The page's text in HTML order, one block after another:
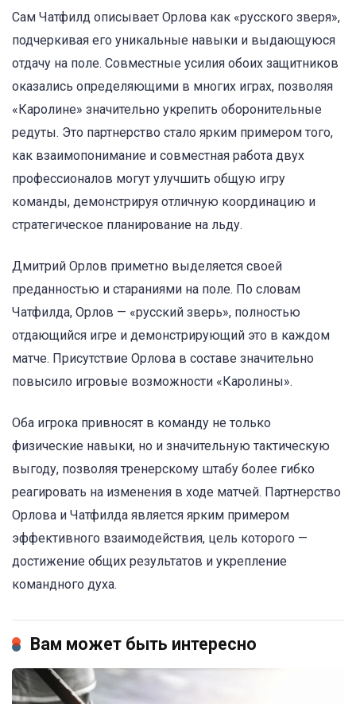
Сам Чатфилд описывает Орлова как «русского зверя»,
подчеркивая его уникальные навыки и выдающуюся
отдачу на поле. Совместные усилия обоих защитников
оказались определяющими в многих играх, позволяя
«Каролине» значительно укрепить оборонительные
редуты. Это партнерство стало ярким примером того,
как взаимопонимание и совместная работа двух
профессионалов могут улучшить общую игру
команды, демонстрируя отличную координацию и
стратегическое планирование на льду.
Дмитрий Орлов приметно выделяется своей
преданностью и стараниями на поле. По словам
Чатфилда, Орлов — «русский зверь», полностью
отдающийся игре и демонстрирующий это в каждом
матче. Присутствие Орлова в составе значительно
повысило игровые возможности «Каролины».
Оба игрока привносят в команду не только
физические навыки, но и значительную тактическую
выгоду, позволяя тренерскому штабу более гибко
реагировать на изменения в ходе матчей. Партнерство
Орлова и Чатфилда является ярким примером
эффективного взаимодействия, цель которого —
достижение общих результатов и укрепление
командного духа.
Вам может быть интересно